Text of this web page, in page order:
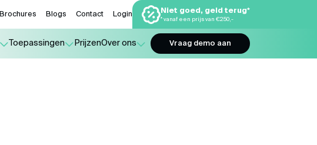
Brochures Blogs Contact Login
Niet goed, geld terug*
* vanaf een prijs van €250,-
Toepassingen PrijzenOver ons Vraag demo aan